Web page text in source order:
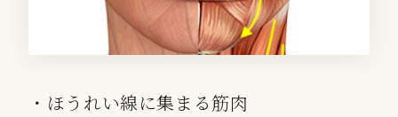
・ほうれい線に集まる筋肉